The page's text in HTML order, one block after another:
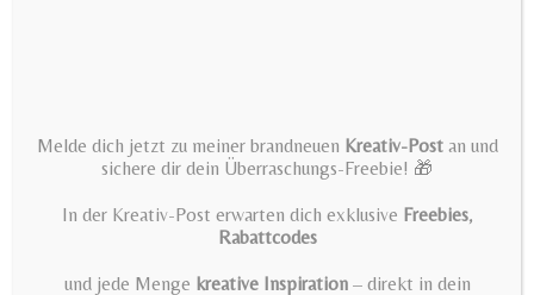
Arrrgh plotter file for
children's shirts & party
decorations by
Melde dich jetzt zu meiner brandneuen Kreativ-Postan und
sichere dir dein Überraschungs-Freebie! 🎁
In der Kreativ-Post erwarten dich exklusive Freebies,
Rabattcodes
und jede Menge kreative Inspiration– direkt in dein